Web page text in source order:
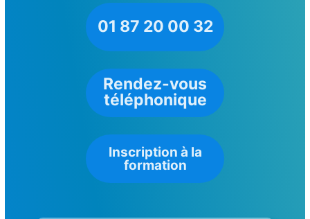
01 87 20 00 32
Rendez-vous
téléphonique
Inscription à la
formation